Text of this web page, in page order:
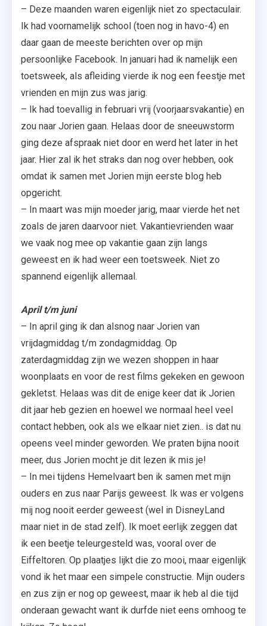
– Deze maanden waren eigenlijk niet zo spectaculair.
Ik had voornamelijk school (toen nog in havo-4) en
daar gaan de meeste berichten over op mijn
persoonlijke Facebook. In januari had ik namelijk een
toetsweek, als afleiding vierde ik nog een feestje met
vrienden en mijn zus was jarig.
– Ik had toevallig in februari vrij (voorjaarsvakantie) en
zou naar Jorien gaan. Helaas door de sneeuwstorm
ging deze afspraak niet door en werd het later in het
jaar. Hier zal ik het straks dan nog over hebben, ook
omdat ik samen met Jorien mijn eerste blog heb
opgericht.
– In maart was mijn moeder jarig, maar vierde het net
zoals de jaren daarvoor niet. Vakantievrienden waar
we vaak nog mee op vakantie gaan zijn langs
geweest en ik had weer een toetsweek. Niet zo
spannend eigenlijk allemaal.
April t/m juni
– In april ging ik dan alsnog naar Jorien van
vrijdagmiddag t/m zondagmiddag. Op
zaterdagmiddag zijn we wezen shoppen in haar
woonplaats en voor de rest films gekeken en gewoon
gekletst. Helaas was dit de enige keer dat ik Jorien
dit jaar heb gezien en hoewel we normaal heel veel
contact hebben, ook als we elkaar niet zien.. is dat nu
opeens veel minder geworden. We praten bijna nooit
meer, dus Jorien mocht je dit lezen ik mis je!
– In mei tijdens Hemelvaart ben ik samen met mijn
ouders en zus naar Parijs geweest. Ik was er volgens
mij nog nooit eerder geweest (wel in DisneyLand
maar niet in de stad zelf). Ik moet eerlijk zeggen dat
ik een beetje teleurgesteld was, vooral over de
Eiffeltoren. Op plaatjes lijkt die zo mooi, maar eigenlijk
vond ik het maar een simpele constructie. Mijn ouders
en zus zijn er nog op geweest, maar ik heb al die tijd
onderaan gewacht want ik durfde niet eens omhoog te